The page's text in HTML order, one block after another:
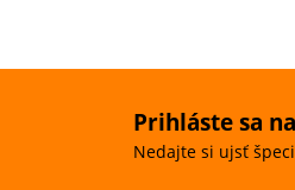
Prihláste sa
Nedajte si ujsť